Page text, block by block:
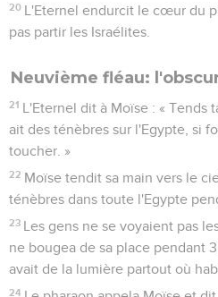
20 L'Eternel endurcit le cœur du
pas partir les Israélites.
Neuvième fléau:
21 L'Eternel dit à Moïse : « Tends
ait des ténèbres sur l'Egypte, si
toucher. »
22 Moïse tendit sa main vers le
ténèbres dans toute l'Egypte
23 Les gens ne se voyaient pas
ne bougea de sa place pendant
avait de la lumière partout où
24